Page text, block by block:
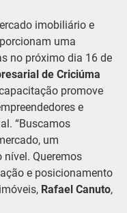
imobiliário e
uma
no próximo dia 16 de
de Criciúma
promove
e
“Buscamos
um
nível. Queremos
e posicionamento
Rafael Canuto,